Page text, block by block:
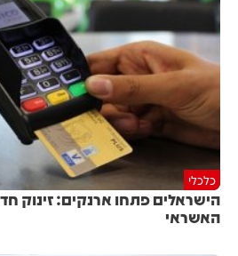
כלכלי
הישראלים פתחו ארנקים: זינוק
האשראי